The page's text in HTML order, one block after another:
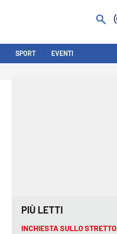
SPORT EVENTI
PIÙ LETTI
INCHIESTA SULLO STRETTO